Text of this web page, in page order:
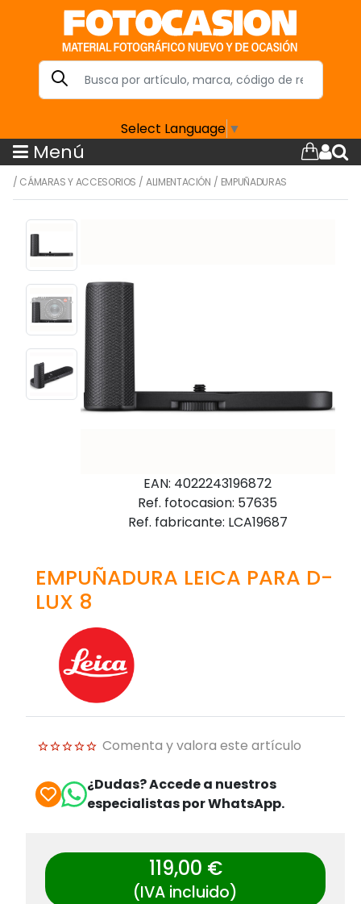
Select Language ▼
Menú
/ CÁMARAS Y ACCESORIOS /ALIMENTACIÓN / EMPUÑADURAS
EAN: 4022243196872
Ref. fotocasion: 57635
Ref. fabricante: LCA19687
EMPUÑADURA LEICA PARA D-
LUX 8
Comenta y valora este artículo
¿Dudas? Accede a nuestros
especialistas por WhatsApp.
119,00 €
(IVA incluido)